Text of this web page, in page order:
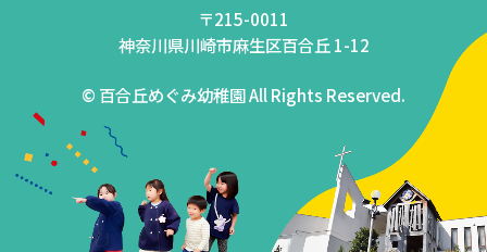
〒215-0011
神奈川県川崎市麻生区百合丘 1-12
© 百合丘めぐみ幼稚園 All Rights Reserved.